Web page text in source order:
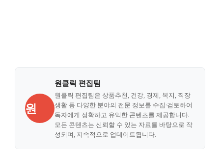
원
원클릭 편집팀
원클릭 편집팀은 상품추천, 건강, 경제, 복지, 직장
생활 등 다양한 분야의 전문 정보를 수집·검토하여
독자에게 정확하고 유익한 콘텐츠를 제공합니다.
모든 콘텐츠는 신뢰할 수 있는 자료를 바탕으로 작
성되며, 지속적으로 업데이트됩니다.